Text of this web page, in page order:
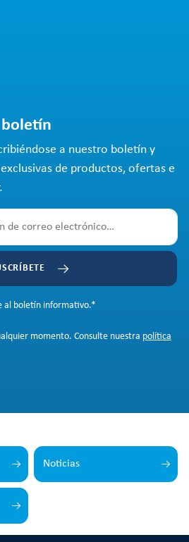
a nuestro boletín y
de productos, ofertas e
al boletín informativo.*
momento. Consulte nuestra política
Noticias